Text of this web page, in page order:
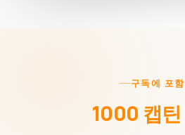
구독에 포함
1000 캡틴